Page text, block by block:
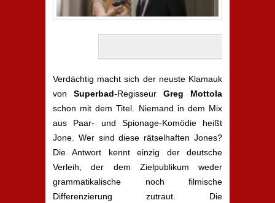
Verdächtig macht sich der neuste Klamauk
von Superbad-Regisseur Greg Mottola
schon mit dem Titel. Niemand in dem Mix
aus Paar- und Spionage-Komödie heißt
Jone. Wer sind diese rätselhaften Jones?
Die Antwort kennt einzig der deutsche
Verleih, der dem Zielpublikum weder
grammatikalische noch filmische
Differenzierung zutraut. Die